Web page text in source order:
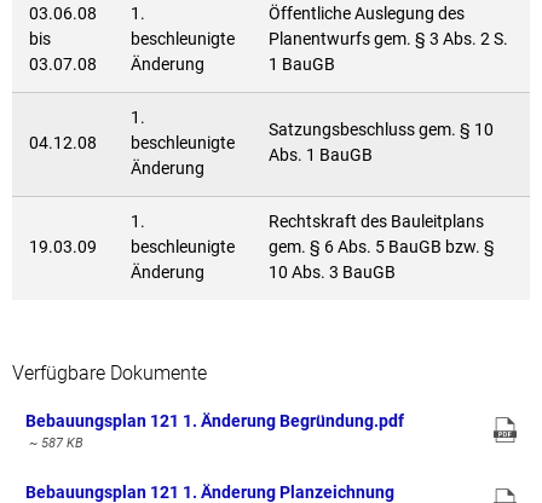
03.06.08
bis
03.07.08
1.
beschleunigte
Änderung
Öffentliche Auslegung des
Planentwurfs gem. § 3 Abs. 2 S.
1 BauGB
04.12.08
1.
beschleunigte
Änderung
Satzungsbeschluss gem. § 10
Abs. 1 BauGB
19.03.09
1.
beschleunigte
Änderung
Rechtskraft des Bauleitplans
gem. § 6 Abs. 5 BauGB bzw. §
10 Abs. 3 BauGB
Verfügbare Dokumente
Bebauungsplan 121 1. Änderung Begründung.pdf
~ 587 KB
Bebauungsplan 121 1. Änderung Planzeichnung